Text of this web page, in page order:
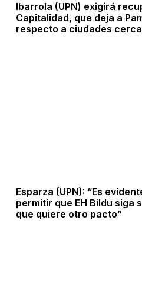
Ibarrola (UPN) exigirá
Capitalidad, que deja a
respecto a ciudades
Esparza (UPN): “Es
permitir que EH Bildu siga
que quiere otro pacto”